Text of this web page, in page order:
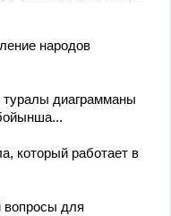
народов
диаграмманы
который работает в
вопросы для